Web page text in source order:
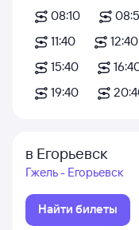
08:10
11:40
12:40
15:40
19:40
в Егорьевск
Гжель - Егорьевск
Найти билеты